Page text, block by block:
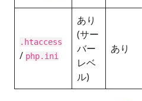
.htaccess
/ php.ini
あり
(サー
バー
レベ
ル)
あり